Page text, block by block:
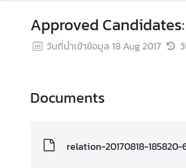
T
C
T
Approved
วันที่นำเข้าข้อมูล 18 Aug 2017
Documents
relation-20170818-185820-